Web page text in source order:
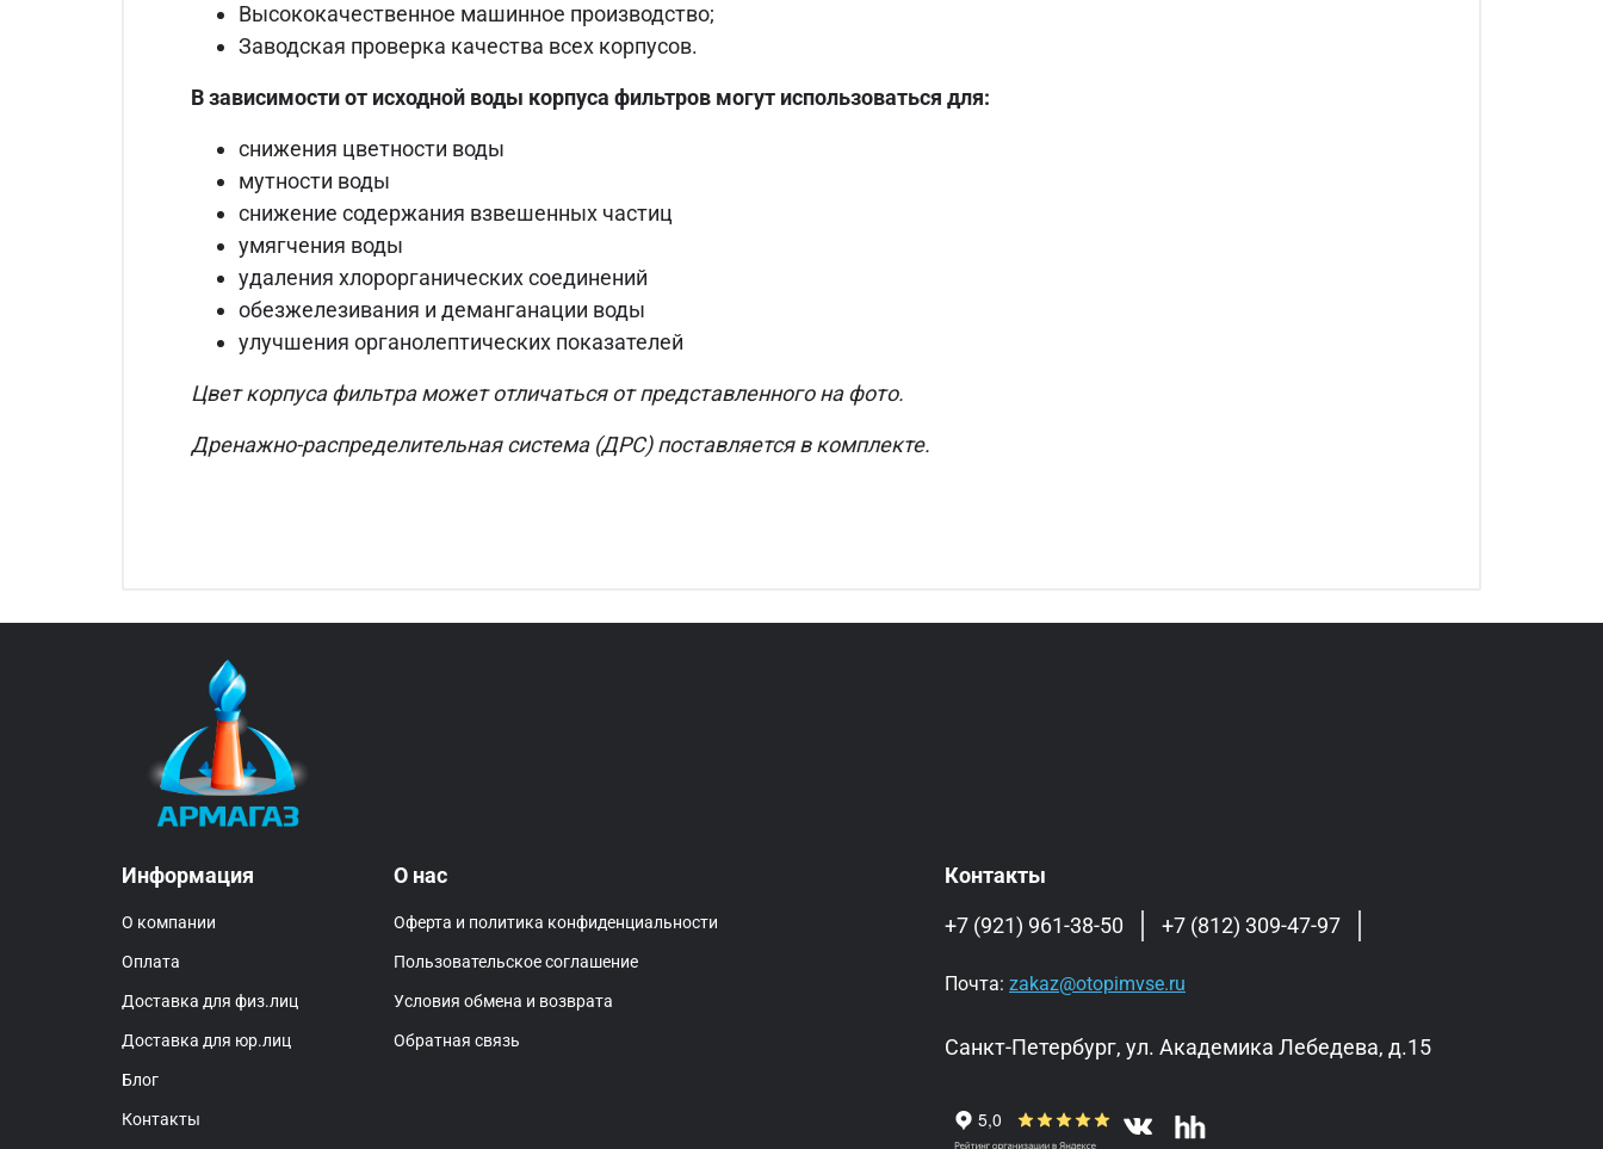
Высококачественное машинное производство;
Заводская проверка качества всех корпусов.
В зависимости от исходной воды корпуса фильтров могут использоваться для:
снижения цветности воды
мутности воды
снижение содержания взвешенных частиц
умягчения воды
удаления хлорорганических соединений
обезжелезивания и деманганации воды
улучшения органолептических показателей
Цвет корпуса фильтра может отличаться от представленного на фото.
Дренажно-распределительная система (ДРС) поставляется в комплекте.
Информация
О компании
Оплата
Доставка для физ.лиц
Доставка для юр.лиц
Блог
Контакты
О нас
Оферта и политика конфиденциальности
Пользовательское соглашение
Условия обмена и возврата
Обратная связь
Контакты
+7 (921) 961-38-50 +7 (812) 309-47-97
Почта: zakaz@otopimvse.ru
Санкт-Петербург, ул. Академика Лебедева, д.15